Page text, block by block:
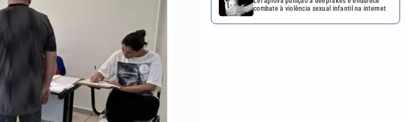
combate à violência sexual infantil na internet